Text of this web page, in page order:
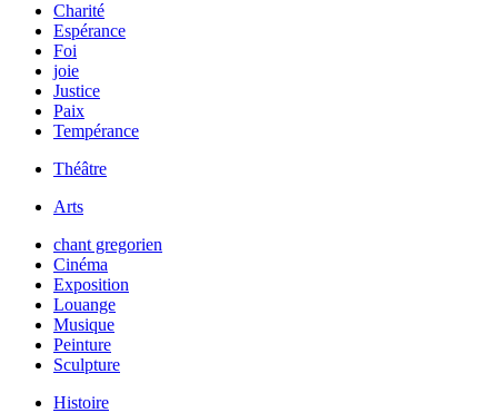
Charité
Espérance
Foi
joie
Justice
Paix
Tempérance
Théâtre
Arts
chant gregorien
Cinéma
Exposition
Louange
Musique
Peinture
Sculpture
Histoire